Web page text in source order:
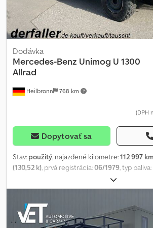
Heilbronn 768 km
Dodávka
Mercedes-Benz Unimog U 1300
Allrad
(DPH
Dopytovať sa
Stav: použitý, najazdené kilometre:112 997 km
(130,52 k) , prvá registrácia:06/1979 , typ paliva:
, konfigurácia náprav:
typ prevodu:mechanický, zavesenie:iný,
kúpeľňa,
pohon všetkých kolies, tempomat, Pevná
samostatná sprcha, středová sezení, veterán,